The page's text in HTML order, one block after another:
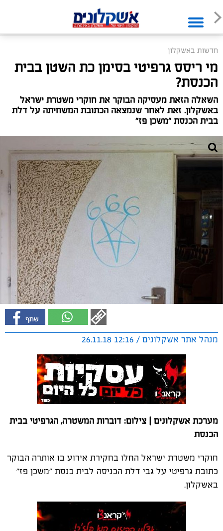
חדשות באשקלון
מי ריסס גרפיטי בסימן כת השטן בבית
הכנסת?
השאלה הזאת מעסיקה הבוקר את חוקרי משטרת ישראל
באשקלון. זאת לאחר שנמצאה הכתובת המשחיתה על דלת
בבית הכנסת "משכן פז"
מנהל אתר אשקלונים / 12:16 26.11.18
מערכת אשקלונים | צילום: דוברות המשטרה, הגרפיטי בבית
הכנסת
חוקרי משטרת ישראל החלו בחקירת אירוע בו אותרה הבוקר
כתובת גרפיטי על גבי דלת הכניסה לבית כנסת ״משכן פז״
באשקלון.